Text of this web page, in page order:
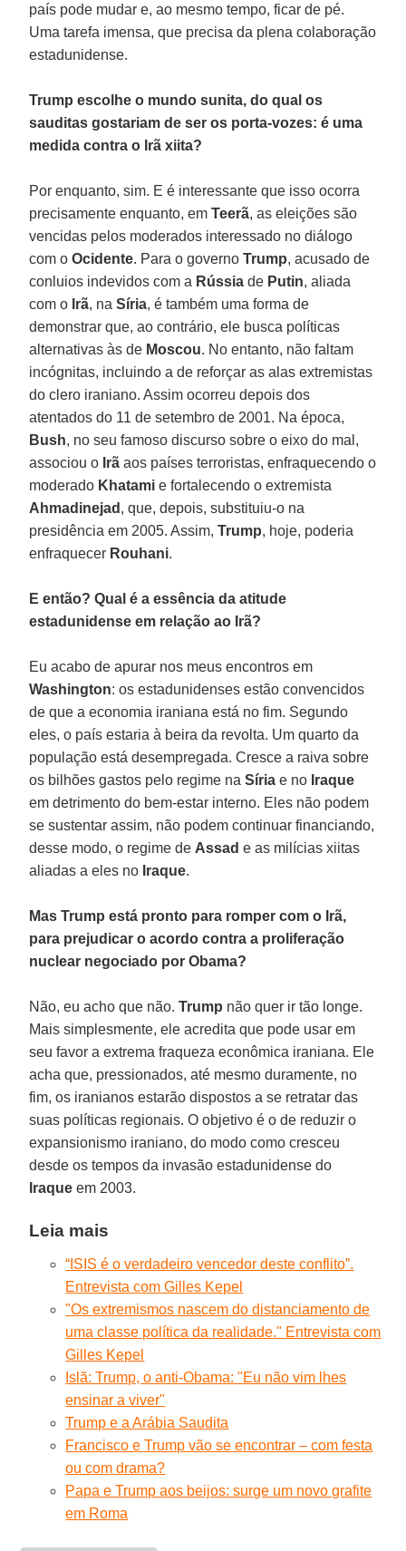
país pode mudar e, ao mesmo tempo, ficar de pé.
Uma tarefa imensa, que precisa da plena colaboração
estadunidense.
Trump escolhe o mundo sunita, do qual os
sauditas gostariam de ser os porta-vozes: é uma
medida contra o Irã xiita?
Por enquanto, sim. E é interessante que isso ocorra
precisamente enquanto, emTeerã, as eleições são
vencidas pelos moderados interessado no diálogo
com oOcidente. Para o governoTrump, acusado de
conluios indevidos com a Rússia de Putin, aliada
com o Irã, naSíria, é também uma forma de
demonstrar que, ao contrário, ele busca políticas
alternativas às de Moscou. No entanto, não faltam
incógnitas, incluindo a de reforçar as alas extremistas
do clero iraniano. Assim ocorreu depois dos
atentados do 11 de setembro de 2001. Na época,
Bush, no seu famoso discurso sobre o eixo do mal,
associou o Irã aos países terroristas, enfraquecendo o
moderado Khatami e fortalecendo o extremista
Ahmadinejad , que, depois, substituiu-o na
presidência em 2005. Assim,Trump, hoje, poderia
enfraquecer Rouhani.
E então? Qual é a essência da atitude
estadunidense em relação ao Irã?
Eu acabo de apurar nos meus encontros em
Washington: os estadunidenses estão convencidos
de que a economia iraniana está no fim. Segundo
eles, o país estaria à beira da revolta. Um quarto da
população está desempregada. Cresce a raiva sobre
os bilhões gastos pelo regime naSíria e no Iraque
em detrimento do bem-estar interno. Eles não podem
se sustentar assim, não podem continuar financiando,
desse modo, o regime de Assad e as milícias xiitas
aliadas a eles no Iraque.
Mas Trump está pronto para romper com o Irã,
para prejudicar o acordo contra a proliferação
nuclear negociado por Obama?
Não, eu acho que não.Trump não quer ir tão longe.
Mais simplesmente, ele acredita que pode usar em
seu favor a extrema fraqueza econômica iraniana. Ele
acha que, pressionados, até mesmo duramente, no
fim, os iranianos estarão dispostos a se retratar das
suas políticas regionais. O objetivo é o de reduzir o
expansionismo iraniano, do modo como cresceu
desde os tempos da invasão estadunidense do
Iraque em 2003.
Leia mais
“ISIS é o verdadeiro vencedor deste conflito”.
Entrevista com Gilles Kepel
"Os extremismos nascem do distanciamento de
uma classe política da realidade." Entrevista com
Gilles Kepel
Islã: Trump, o anti-Obama: "Eu não vim lhes
ensinar a viver"
Trump e a Arábia Saudita
Francisco e Trump vão se encontrar – com festa
ou com drama?
Papa e Trump aos beijos: surge um novo grafite
em Roma